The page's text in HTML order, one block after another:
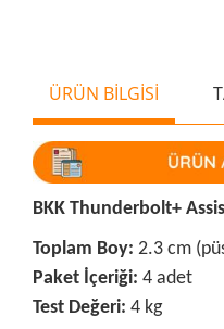
ÜRÜN BİLGİSİ
BKK Thunderbolt+
Toplam Boy: 2.3 cm
Paket İçeriği: 4 adet
Test Değeri: 4 kg